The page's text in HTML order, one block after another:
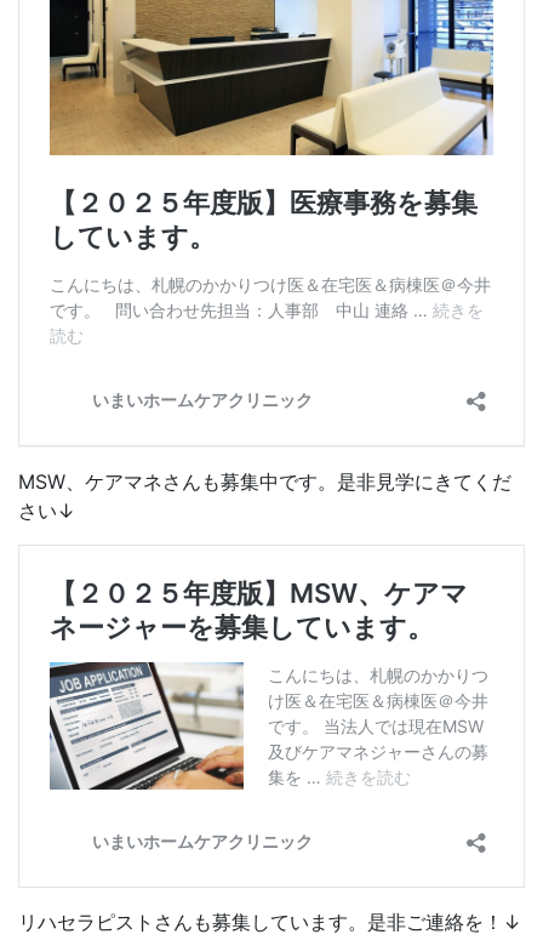
MSW、ケアマネさんも募集中です。是非見学にきてくだ
さい↓
リハセラピストさんも募集しています。是非ご連絡を！↓